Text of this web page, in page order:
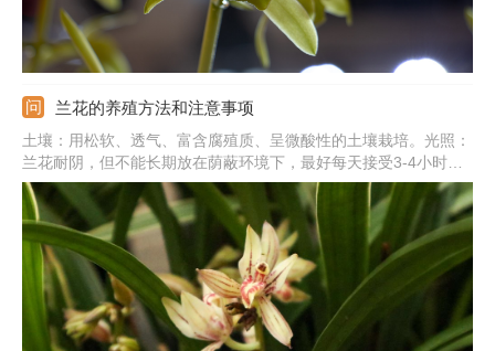
兰花的养殖方法和注意事项
土壤：用松软、透气、富含腐殖质、呈微酸性的土壤栽培。光照：
兰花耐阴，但不能长期放在荫蔽环境下，最好每天接受3-4小时的
散光。肥水：生长季勤浇水，保证土壤微湿，还要勤施薄肥，用稀
释的肥液即可。温度：提供15-25℃的环境，冬季需保温在10℃以
上。注意事项：养殖兰花期间需加强通风，否则易感染病虫害。